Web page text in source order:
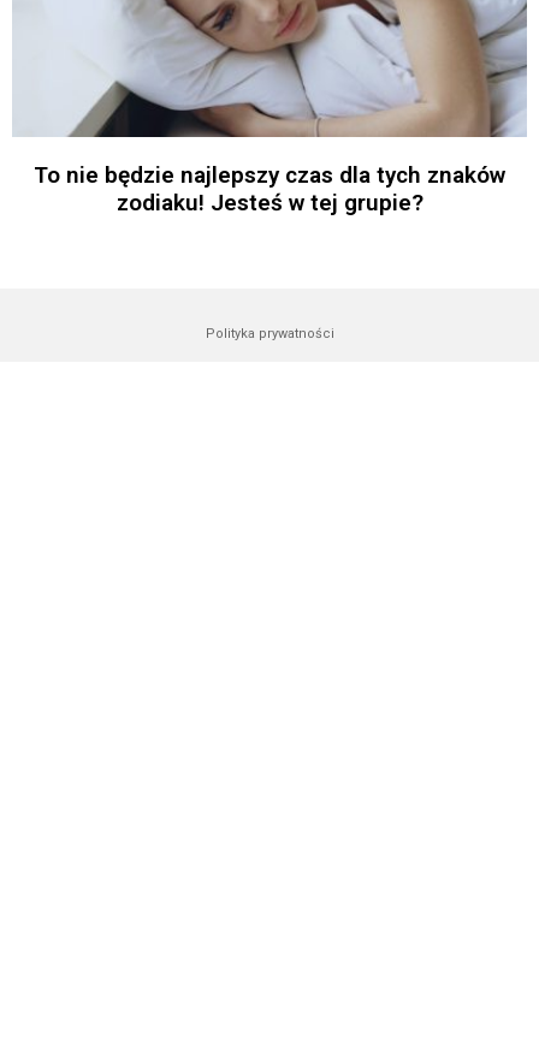
To nie będzie najlepszy czas dla tych znaków
zodiaku! Jesteś w tej grupie?
Polityka prywatności